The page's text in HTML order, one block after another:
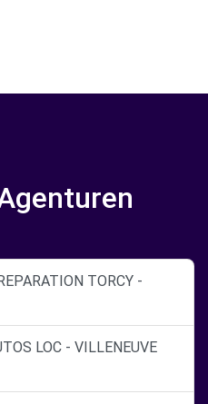
TORCY -
LOC - VILLENEUVE